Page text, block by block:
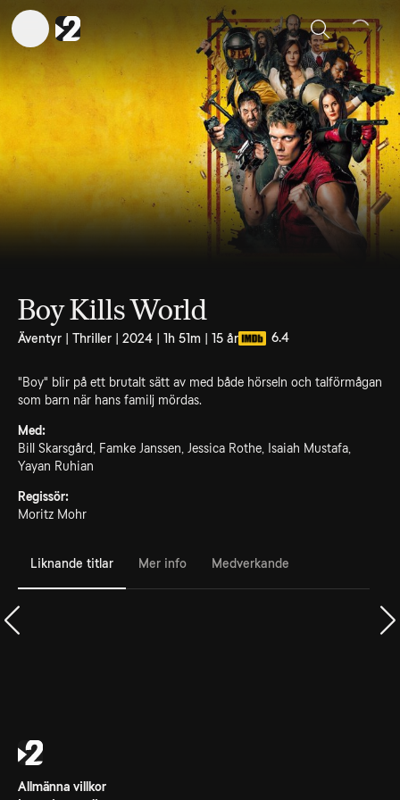
Sök
Boy Kills World
Äventyr | Thriller | 2024 | 1h 51m | 15 år 6.4
"Boy" blir på ett brutalt sätt av med både hörseln och talförmågan
som barn när hans familj mördas.
Med:
Bill Skarsgård, Famke Janssen, Jessica Rothe, Isaiah Mustafa,
Yayan Ruhian
Regissör:
Moritz Mohr
Liknande titlar Mer info Medverkande
Allmänna villkor